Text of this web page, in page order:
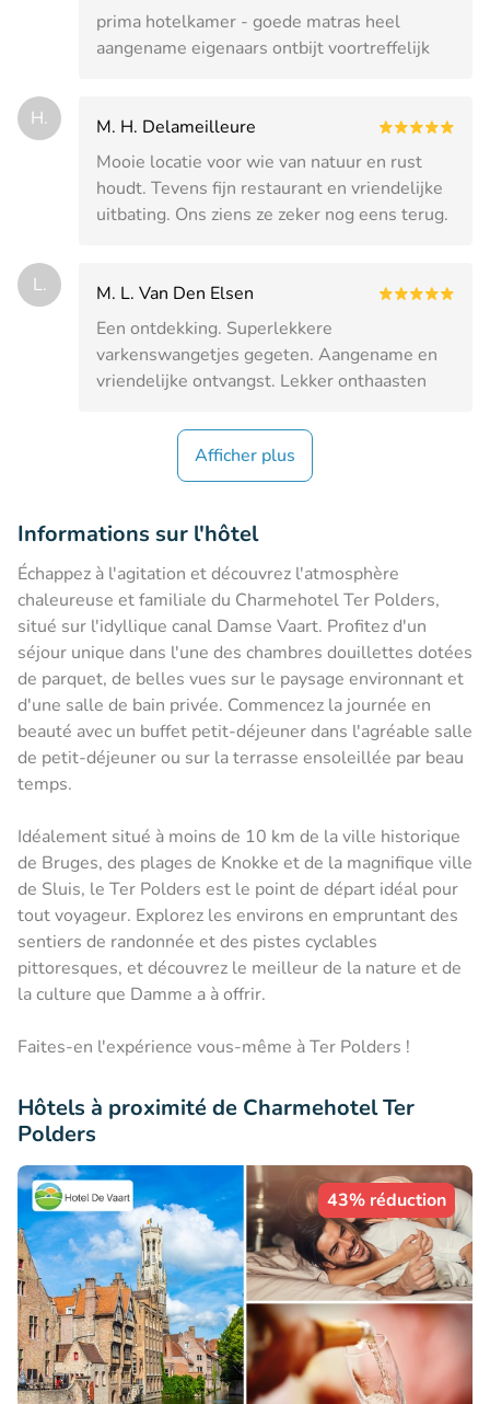
prima hotelkamer - goede matras heel
aangename eigenaars ontbijt voortreffelijk
H.
M. H. Delameilleure
Mooie locatie voor wie van natuur en rust
houdt. Tevens fijn restaurant en vriendelijke
uitbating. Ons ziens ze zeker nog eens terug.
L.
M. L. Van Den Elsen
Een ontdekking. Superlekkere
varkenswangetjes gegeten. Aangename en
vriendelijke ontvangst. Lekker onthaasten
Afficher plus
Informations sur l'hôtel
Échappez à l'agitation et découvrez l'atmosphère
chaleureuse et familiale du Charmehotel Ter Polders,
situé sur l'idyllique canal Damse Vaart. Profitez d'un
séjour unique dans l'une des chambres douillettes dotées
de parquet, de belles vues sur le paysage environnant et
d'une salle de bain privée. Commencez la journée en
beauté avec un buffet petit-déjeuner dans l'agréable salle
de petit-déjeuner ou sur la terrasse ensoleillée par beau
temps.
Idéalement situé à moins de 10 km de la ville historique
de Bruges, des plages de Knokke et de la magnifique ville
de Sluis, le Ter Polders est le point de départ idéal pour
tout voyageur. Explorez les environs en empruntant des
sentiers de randonnée et des pistes cyclables
pittoresques, et découvrez le meilleur de la nature et de
la culture que Damme a à offrir.
Faites-en l'expérience vous-même à Ter Polders !
Hôtels à proximité de Charmehotel Ter
Polders
43% réduction